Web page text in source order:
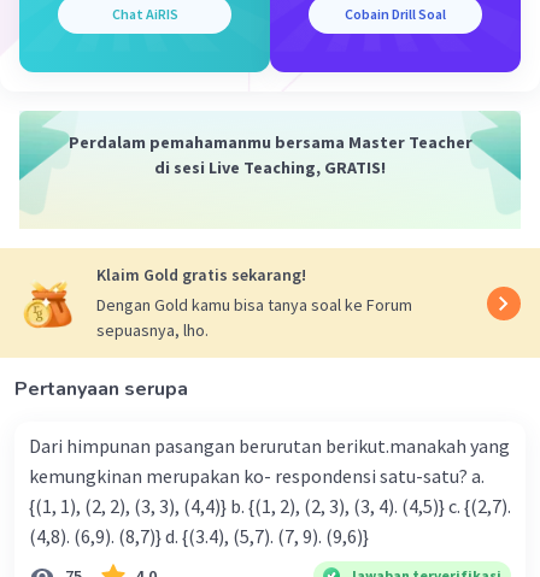
Chat AiRIS Cobain Drill Soal
Perdalam pemahamanmu bersama Master Teacher
di sesi Live Teaching, GRATIS!
Klaim Gold gratis sekarang!
Dengan Gold kamu bisa tanya soal ke Forum
sepuasnya, lho.
Pertanyaan serupa
Dari himpunan pasangan berurutan berikut.manakah yang
kemungkinan merupakan ko- respondensi satu-satu? a.
{(1, 1), (2, 2), (3, 3), (4,4)} b. {(1, 2), (2, 3), (3, 4). (4,5)} c. {(2,7).
(4,8). (6,9). (8,7)} d. {(3.4), (5,7). (7, 9). (9,6)}